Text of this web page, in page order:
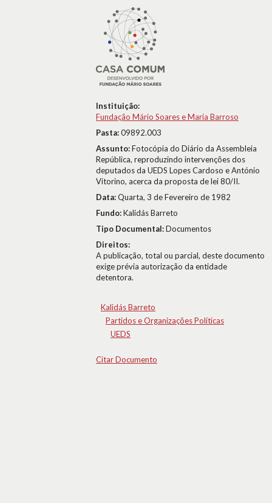
Instituição:
Fundação Mário Soares e Maria Barroso
Pasta:09892.003
Assunto:Fotocópia do Diário da Assembleia
República, reproduzindo intervenções dos
deputados da UEDS Lopes Cardoso e António
Vitorino, acerca da proposta de lei 80/II.
Data:Quarta, 3 de Fevereiro de 1982
Fundo:Kalidás Barreto
Tipo Documental:Documentos
Direitos:
A publicação, total ou parcial, deste documento
exige prévia autorização da entidade
detentora.
Kalidás Barreto
Partidos e Organizações Políticas
UEDS
Citar Documento